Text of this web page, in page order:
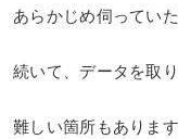
あらかじめ伺ってい
続いて、データを取
難しい箇所もありま